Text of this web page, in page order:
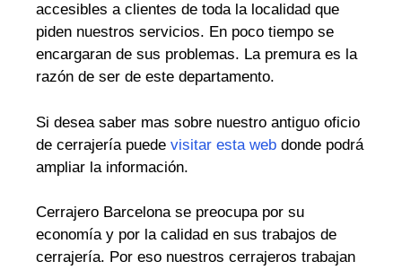
accesibles a clientes de toda la localidad que
piden nuestros servicios. En poco tiempo se
encargaran de sus problemas. La premura es la
razón de ser de este departamento.
Si desea saber mas sobre nuestro antiguo oficio
de cerrajería puede visitar esta web donde podrá
ampliar la información.
Cerrajero Barcelona se preocupa por su
economía y por la calidad en sus trabajos de
cerrajería. Por eso nuestros cerrajeros trabajan